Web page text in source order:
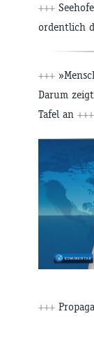
+++
ordentlich
+++
Darum
Tafel an +++
+++